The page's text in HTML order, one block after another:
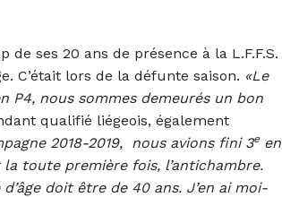
ses 20 ans de présence à la L.F.F.S.
C’était lors de la défunte saison. «Le
P4, nous sommes demeurés un bon
qualifié liégeois, également
2018-2019, nous avions fini 3een
toute première fois, l’antichambre.
doit être de 40 ans. J’en ai moi-